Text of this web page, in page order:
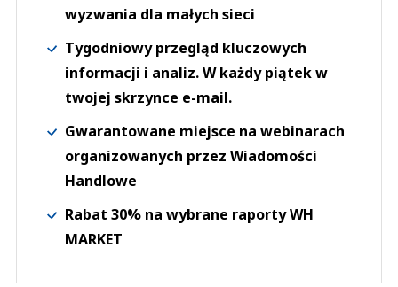
wyzwania dla małych sieci
Tygodniowy przegląd kluczowych
informacji i analiz. W każdy piątek w
twojej skrzynce e-mail.
Gwarantowane miejsce na webinarach
organizowanych przez Wiadomości
Handlowe
Rabat 30% na wybrane raporty WH
MARKET